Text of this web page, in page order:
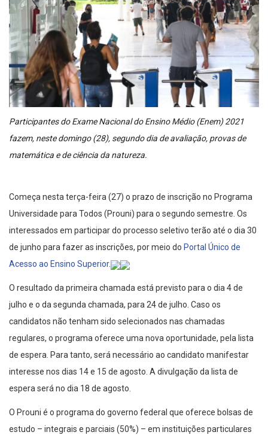
Participantes do Exame Nacional do Ensino Médio (Enem) 2021
fazem, neste domingo (28), segundo dia de avaliação, provas de
matemática e de ciência da natureza.
Começa nesta terça-feira (27) o prazo de inscrição no Programa
Universidade para Todos (Prouni) para o segundo semestre. Os
interessados em participar do processo seletivo terão até o dia 30
de junho para fazer as inscrições, por meio do Portal Único de
Acesso ao Ensino Superior.
O resultado da primeira chamada está previsto para o dia 4 de
julho e o da segunda chamada, para 24 de julho. Caso os
candidatos não tenham sido selecionados nas chamadas
regulares, o programa oferece uma nova oportunidade, pela lista
de espera. Para tanto, será necessário ao candidato manifestar
interesse nos dias 14 e 15 de agosto. A divulgação da lista de
espera será no dia 18 de agosto.
O Prouni é o programa do governo federal que oferece bolsas de
estudo – integrais e parciais (50%) – em instituições particulares